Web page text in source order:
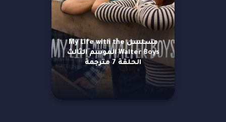
مسلسل My Life with the
Walter Boys الموسم الثالث
الحلقة 7 مترجمة